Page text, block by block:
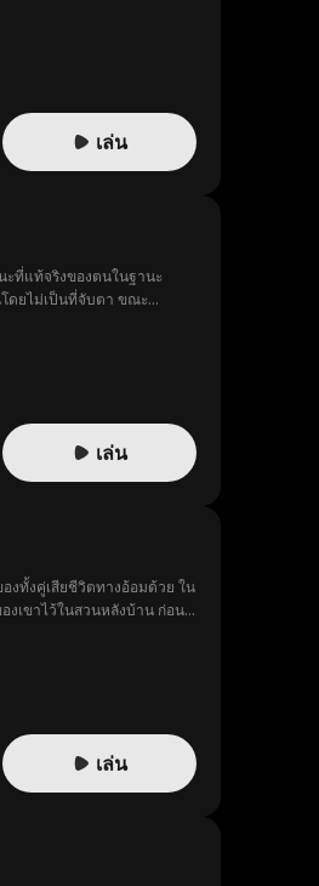
เล่น
ที่แท้จริงของตนในฐานะ
ดยไม่เป็นที่จับตา ขณะ
เล่น
งทั้งคู่เสียชีวิตทางอ้อมด้วย ใน
งเขาไว้ในสวนหลังบ้าน ก่อน
เล่น